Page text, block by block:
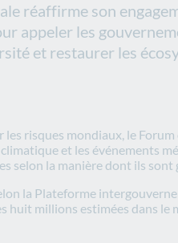
réaffirme son
appeler les
et restaurer les
risques mondiaux, le
et les événements
selon la manière dont ils sont
la Plateforme
huit millions estimées dans